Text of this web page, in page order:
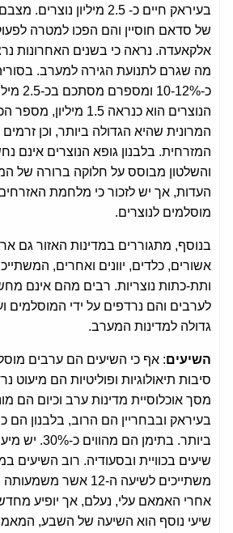
בעיראק חיים כ- 2.5 מיליון
של סדאם חוסיין והם הפכו למטרה
אלקאעדה. נראה כי בשנים האחרונות
מה שגרם לתנועת הגירה למערב.
כ-10-
הנוצרים הוא כנראה 1.5
המרונית שהיא הגדולה ביותר, וכן
המזרחית. בלבנון גופא הנוצרים אינם
והשלטון מבוסס על חלוקה ברורה של
העדות, אך יש לזכור כי מלחמת
מוסלמים לנוצרים.
בנוסף, מתגוררים במדינות האזור גם
אשורים, כלדים, יוונים ואחרים,
ותת-כתות נוצריות. רבים מהם אינם
לערבים והם נרדפים על ידי המוסלמים
גדולה למדינות המערב.
השיעים: אף כי השיעים הם ערבים
בעיראק ובבחריין הם הרוב, בלבנון הם
ביותר. בתימן הם
שיעים בכוויית ובסעודיה. רוב השיעים
אחרי האמאם עלי, נעלם, אך יופיע מחדש
שיעי נוסף הוא השיעה של השבע,